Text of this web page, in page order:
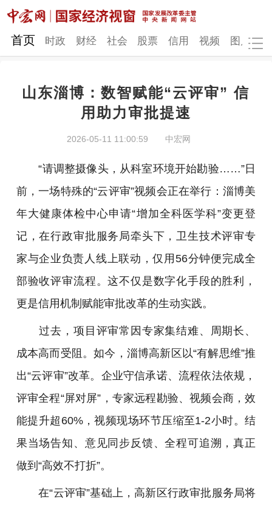
网站地图
财经 社会
图片
地方发展
首页 时政 财经 社会 股票 信用 视频 图片
山东淄博：数智赋能“云评审” 信
用助力审批提速
2026-05-11 11:00:59 中宏网
“请调整摄像头，从科室环境开始勘验……”日
前，一场特殊的“云评审”视频会正在举行：淄博美
年大健康体检中心申请“增加全科医学科”变更登
记，在行政审批服务局牵头下，卫生技术评审专
家与企业负责人线上联动，仅用56分钟便完成全
部验收评审流程。这不仅是数字化手段的胜利，
更是信用机制赋能审批改革的生动实践。
过去，项目评审常因专家集结难、周期长、
成本高而受阻。如今，淄博高新区以“有解思维”推
出“云评审”改革。企业守信承诺、流程依法依规，
评审全程“屏对屏”，专家远程勘验、视频会商，效
能提升超60%，视频现场环节压缩至1-2小时。结
果当场告知、意见同步反馈、全程可追溯，真正
做到“高效不打折”。
在“云评审”基础上，高新区行政审批服务局将